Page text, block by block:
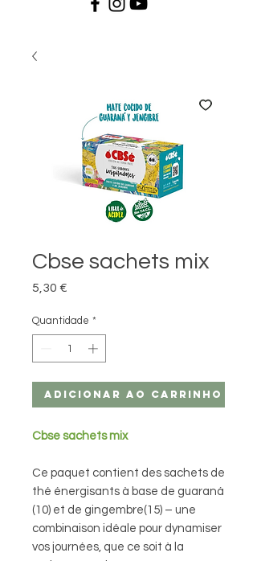
Cbse sachets mix
5,30 €
Quantidade *
Adicionar ao carrinho
Cbse sachets mix
Ce paquet contient des sachets de
thé énergisants à base de guaraná
(10) et de gingembre(15) – une
combinaison idéale pour dynamiser
vos journées, que ce soit à la